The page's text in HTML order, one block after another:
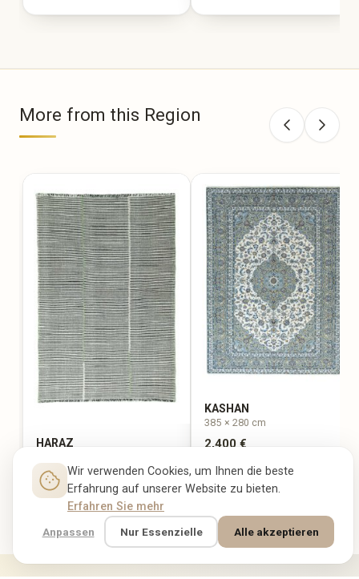
More from this Region
HARAZ
911 €
KASHAN
385 × 280 cm
2,400 €